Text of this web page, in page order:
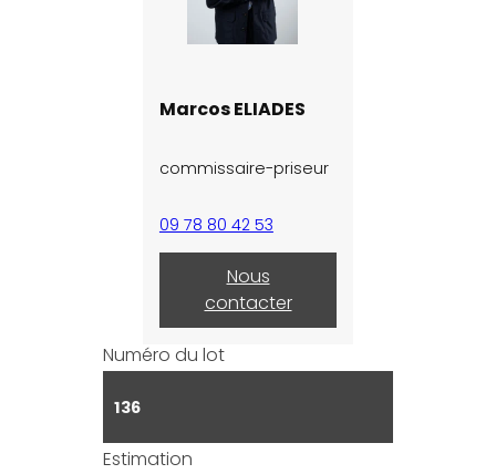
Marcos ELIADES
commissaire-priseur
09 78 80 42 53
Nous
contacter
Numéro du lot
136
Estimation